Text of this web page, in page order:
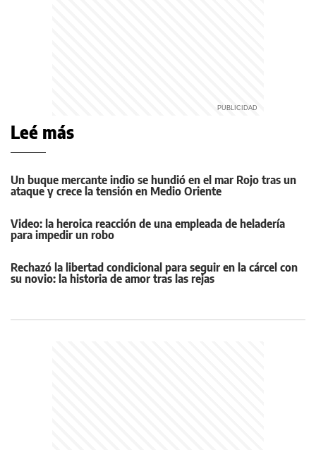
Leé más
Un buque mercante indio se hundió en el mar Rojo tras un
ataque y crece la tensión en Medio Oriente
Video: la heroica reacción de una empleada de heladería
para impedir un robo
Rechazó la libertad condicional para seguir en la cárcel con
su novio: la historia de amor tras las rejas